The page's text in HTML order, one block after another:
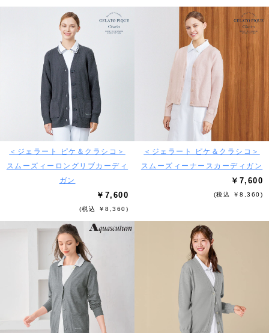
＜ジェラート ピケ＆クラシコ＞
スムーズィーロングリブカーディ
ガン
￥7,600
(税込 ￥8,360)
＜ジェラート ピケ＆クラシコ＞
スムーズィーナースカーディガン
￥7,600
(税込 ￥8,360)